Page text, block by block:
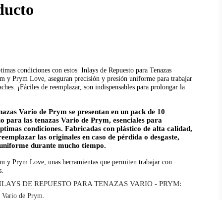
condiciones con estos Inlays de Repuesto para Tenazas
y Prym Love, aseguran precisión y presión uniforme para trabajar
¡Fáciles de reemplazar, son indispensables para prolongar la
Vario de Prym se presentan en un pack de 10
para las tenazas Vario de Prym, esenciales para
condiciones. Fabricadas con plástico de alta calidad,
las originales en caso de pérdida o desgaste,
durante mucho tiempo.
y Prym Love, unas herramientas que permiten trabajar con
DE REPUESTO PARA TENAZAS VARIO - PRYM:
Vario de Prym.